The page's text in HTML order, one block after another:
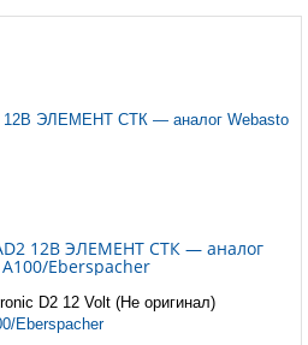
12В ЭЛЕМЕНТ СТК — аналог
Eberspacher
D2 12 Volt (Не оригинал)